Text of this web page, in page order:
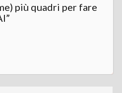
più quadri per fare